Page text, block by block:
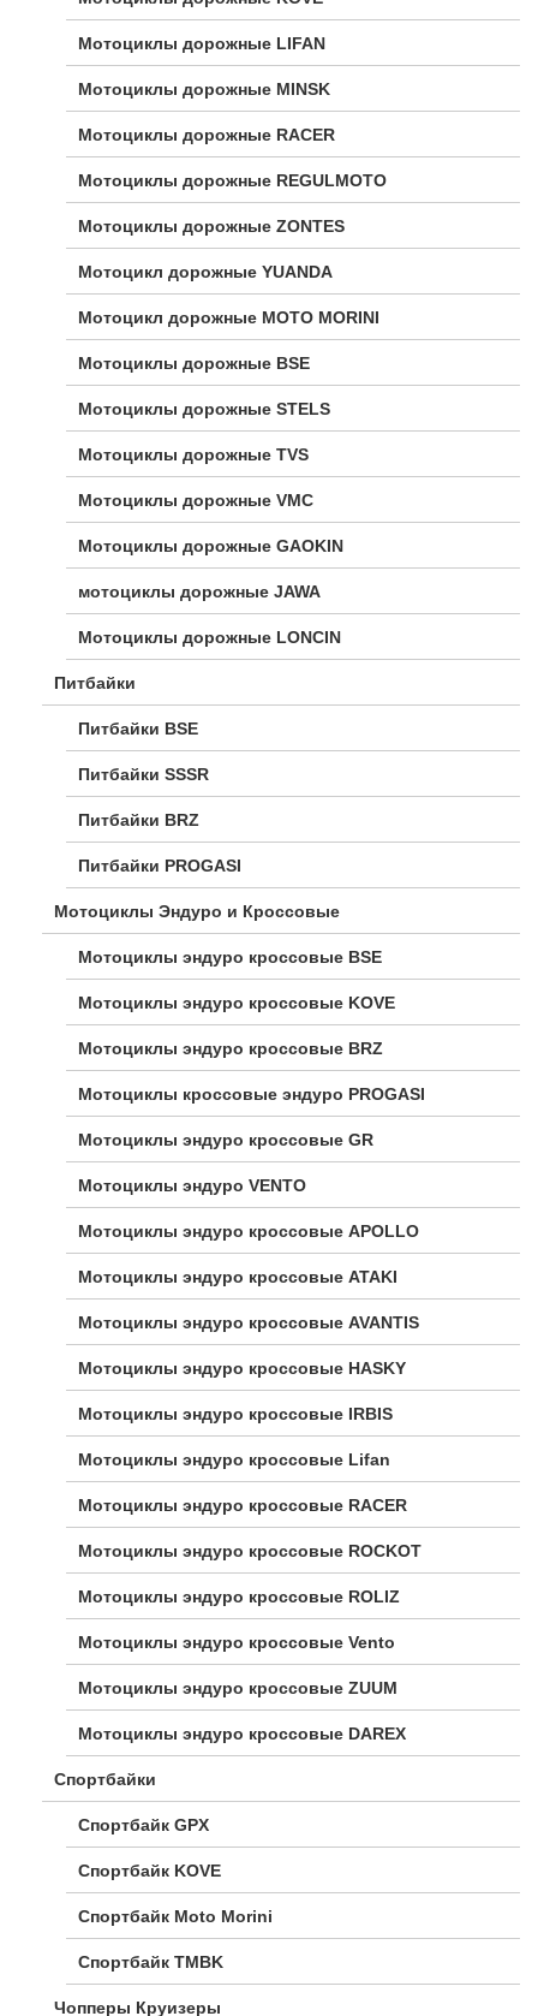
Мотоциклы дорожные LIFAN
Мотоциклы дорожные MINSK
Мотоциклы дорожные RACER
Мотоциклы дорожные REGULMOTO
Мотоциклы дорожные ZONTES
Мотоцикл дорожные YUANDA
Мотоцикл дорожные МОТО MORINI
Мотоциклы дорожные BSE
Мотоциклы дорожные STELS
Мотоциклы дорожные TVS
Мотоциклы дорожные VMC
Мотоциклы дорожные GAOKIN
мотоциклы дорожные JAWA
Мотоциклы дорожные LONCIN
Питбайки
Питбайки BSE
Питбайки SSSR
Питбайки BRZ
Питбайки PROGASI
Мотоциклы Эндуро и Кроссовые
Мотоциклы эндуро кроссовые BSE
Мотоциклы эндуро кроссовые KOVE
Мотоциклы эндуро кроссовые BRZ
Мотоциклы кроссовые эндуро PROGASI
Мотоциклы эндуро кроссовые GR
Мотоциклы эндуро VENTO
Мотоциклы эндуро кроссовые APOLLO
Мотоциклы эндуро кроссовые ATAKI
Мотоциклы эндуро кроссовые AVANTIS
Мотоциклы эндуро кроссовые HASKY
Мотоциклы эндуро кроссовые IRBIS
Мотоциклы эндуро кроссовые Lifan
Мотоциклы эндуро кроссовые RACER
Мотоциклы эндуро кроссовые ROCKOT
Мотоциклы эндуро кроссовые ROLIZ
Мотоциклы эндуро кроссовые Vento
Мотоциклы эндуро кроссовые ZUUM
Мотоциклы эндуро кроссовые DAREX
Спортбайки
Спортбайк GPX
Спортбайк KOVE
Спортбайк Moto Morini
Спортбайк TMBK
Чопперы Круизеры